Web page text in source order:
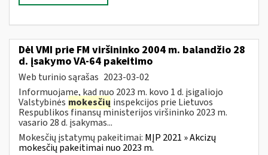
Dėl VMI prie FM viršininko 2004 m. balandžio 28
d. įsakymo VA-64 pakeitimo
Web turinio sąrašas 2023-03-02
Informuojame, kad nuo 2023 m. kovo 1 d. įsigaliojo
Valstybinės mokesčių inspekcijos prie Lietuvos
Respublikos finansų ministerijos viršininko 2023 m.
vasario 28 d. įsakymas...
Mokesčių įstatymų pakeitimai: MĮP 2021 » Akcizų
mokesčių pakeitimai nuo 2023 m.